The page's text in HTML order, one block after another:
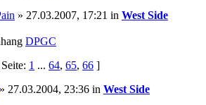
» 27.03.2007, 17:21 in West Side
DPGC
1 ... 64, 65, 66 ]
» 27.03.2004, 23:36 in West Side